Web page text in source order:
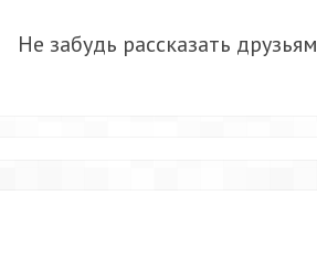
Не забудь рассказать друзьям